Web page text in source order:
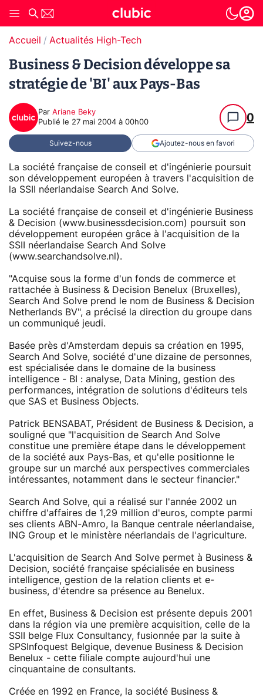
Accueil Actualités High-Tech
Business & Decision développe sa
stratégie de 'BI' aux Pays-Bas
Par Ariane Beky
Publié le 27 mai 2004 à 00h00 0
Suivez-nous Ajoutez-nous en favori
La société française de conseil et d'ingénierie poursuit
son développement européen à travers l'acquisition de
la SSII néerlandaise Search And Solve.
La société française de conseil et d'ingénierie Business
& Decision (www.businessdecision.com) poursuit son
développement européen grâce à l'acquisition de la
SSII néerlandaise Search And Solve
(www.searchandsolve.nl).
"Acquise sous la forme d'un fonds de commerce et
rattachée à Business & Decision Benelux (Bruxelles),
Search And Solve prend le nom de Business & Decision
Netherlands BV", a précisé la direction du groupe dans
un communiqué jeudi.
Basée près d'Amsterdam depuis sa création en 1995,
Search And Solve, société d'une dizaine de personnes,
est spécialisée dans le domaine de la business
intelligence - BI : analyse, Data Mining, gestion des
performances, intégration de solutions d'éditeurs tels
que SAS et Business Objects.
Patrick BENSABAT, Président de Business & Decision, a
souligné que "l'acquisition de Search And Solve
constitue une première étape dans le développement
de la société aux Pays-Bas, et qu'elle positionne le
groupe sur un marché aux perspectives commerciales
intéressantes, notamment dans le secteur financier."
Search And Solve, qui a réalisé sur l'année 2002 un
chiffre d'affaires de 1,29 million d'euros, compte parmi
ses clients ABN-Amro, la Banque centrale néerlandaise,
ING Group et le ministère néerlandais de l'agriculture.
L'acquisition de Search And Solve permet à Business &
Decision, société française spécialisée en business
intelligence, gestion de la relation clients et e-
business, d'étendre sa présence au Benelux.
En effet, Business & Decision est présente depuis 2001
dans la région via une première acquisition, celle de la
SSII belge Flux Consultancy, fusionnée par la suite à
SPSInfoquest Belgique, devenue Business & Decision
Benelux - cette filiale compte aujourd'hui une
cinquantaine de consultants.
Créée en 1992 en France, la société Business &